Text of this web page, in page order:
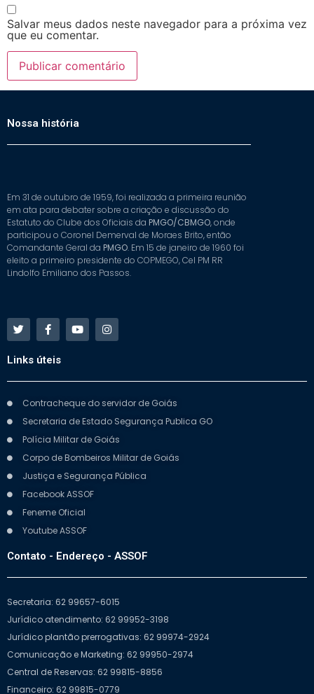
Salvar meus dados neste navegador para a próxima vez
que eu comentar.
Nossa história
Em 31 de outubro de 1959, foi realizada a primeira reunião
em ata para debater sobre a criação e discussão do
Estatuto do Clube dos Oficiais da PMGO/CBMGO, onde
participou o Coronel Demerval de Moraes Brito, então
Comandante Geral da PMGO. Em 15 de janeiro de 1960 foi
eleito a primeiro presidente do COPMEGO, Cel PM RR
Lindolfo Emiliano dos Passos.
Links úteis
Contracheque do servidor de Goiás
Secretaria de Estado Segurança Publica GO
Polícia Militar de Goiás
Corpo de Bombeiros Militar de Goiás
Justiça e Segurança Pública
Facebook ASSOF
Feneme Oficial
Youtube ASSOF
Contato - Endereço - ASSOF
Secretaria: 62 99657-6015
Jurídico atendimento: 62 99952-3198
Jurídico plantão prerrogativas: 62 99974-2924
Comunicação e Marketing: 62 99950-2974
Central de Reservas: 62 99815-8856
Financeiro: 62 99815-0779